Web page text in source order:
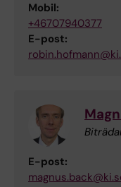
Mobil:
+46707940377
E-post:
E-post: